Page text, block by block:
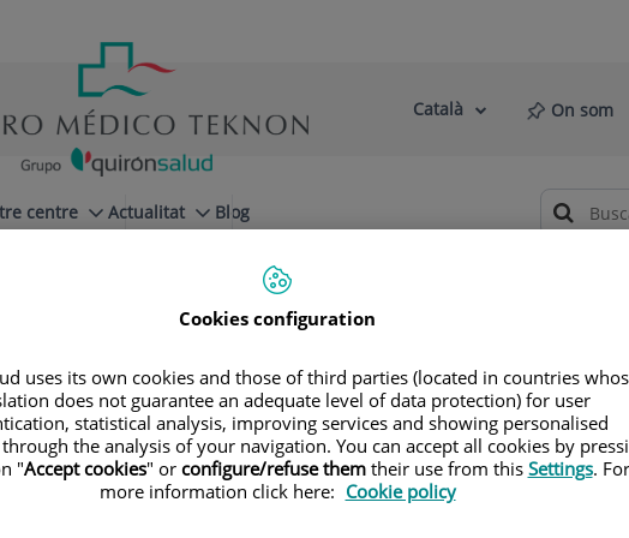
Selector
Llenguatge
Català On som
centre Actualitat Blog
ADULTS PSIQUIATRIA INFANTIL I ADOLESCENT
Nom i
Cookies configuration
uses its own cookies and those of third parties (located in countries
does not guarantee an adequate level of data protection) for user
statistical analysis, improving services and showing personalised
the analysis of your navigation. You can accept all cookies by
"Accept cookies" or configure/refuse themtheir use from this Settings. For
more information click here: Cookie policy